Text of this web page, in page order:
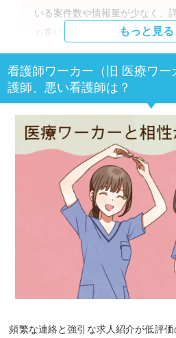
もっと見る
いる案件数や情報量が少なく、
も多いように感じました。担当
ーが提案はしてくださるのです
案件を調べられないので、もっ
いいなと思いました 。
愚痴を聞いてくれ共感力
（30代後半・男性看
看護師ワーカー（旧 医療ワーカ
足したのは、こちらの愚痴をし
共感してくれた点です。誰かに
現状を打ち明けることができ、
アドバイザーさんに知ってもら
看護師ワーカー（旧 医療ワ
護師、悪い看護師は？
頻繁な連絡と強引な求人紹介が低評